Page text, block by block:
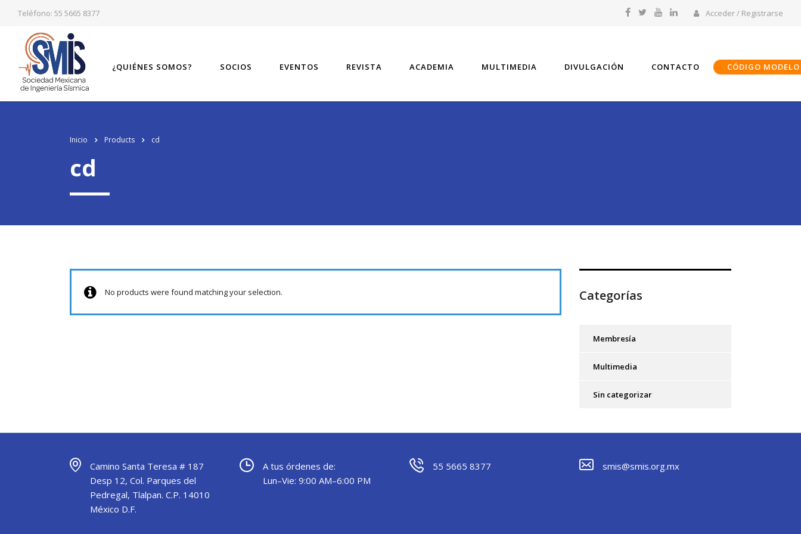
Teléfono: 55 5665 8377 Acceder / Registrarse
¿QUIÉNES SOMOS? SOCIOS EVENTOS REVISTA ACADEMIA MULTIMEDIA DIVULGACIÓN CONTACTO CÓDIGO MODELO
Inicio Products cd
cd
No products were found matching your selection. Categorías
Membresía
Multimedia
Sin categorizar
Camino Santa Teresa # 187
Desp 12, Col. Parques del
Pedregal, Tlalpan. C.P. 14010
México D.F.
A tus órdenes de:
Lun–Vie: 9:00 AM–6:00 PM
55 5665 8377 smis@smis.org.mx